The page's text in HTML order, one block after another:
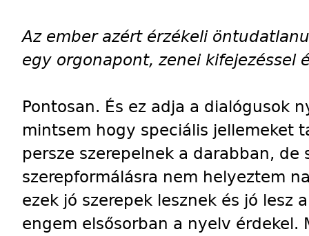
Az ember azért érzékeli
egy orgonapont, zenei kifejezéssel
Pontosan. És ez adja a dialógusok
mintsem hogy speciális jellemeket
persze szerepelnek a darabban,
szerepformálásra nem helyeztem
ezek jó szerepek lesznek és jó lesz
engem elsősorban a nyelv érdekel.